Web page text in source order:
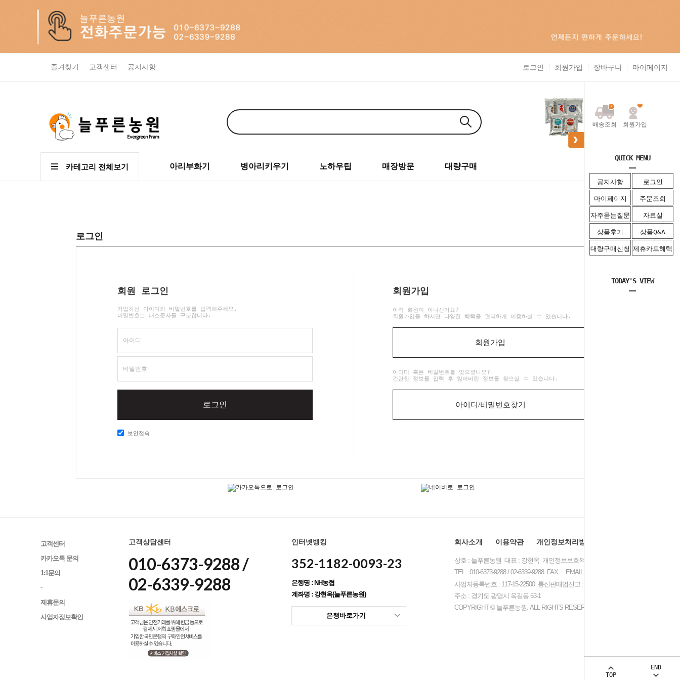
배송조회 회원가입
QUICK MENU
공지사항 로그인
마이페이지 주문조회
자주묻는질문 자료실
상품후기 상품Q&A
대량구매신청 제휴카드혜택
TODAY'S VIEW
TOP
END
즐겨찾기 고객센터 공지사항 로그인 회원가입 장바구니 마이페이지
카테고리 전체보기 아리부화기 병아리키우기 노하우팁 매장방문 대량구매
로그인
회원 로그인
가입하신 아이디와 비밀번호를 입력해주세요.
비밀번호는 대소문자를 구분합니다.
아이디
비밀번호
로그인
보안접속
회원가입
아직 회원이 아니신가요?
회원가입을 하시면 다양한 혜택을 편리하게 이용하실 수 있습니다.
회원가입
아이디 혹은 비밀번호를 잊으셨나요?
간단한 정보를 입력 후 잃어버린 정보를 찾으실 수 있습니다.
아이디/비밀번호찾기
고객센터
카카오톡 문의
1:1문의
-
제휴문의
사업자정보확인
고객상담센터
010-6373-9288 /
02-6339-9288
인터넷뱅킹
352-1182-0093-23
은행명 : NH농협
계좌명 : 강현옥(늘푸른농원)
은행바로가기
회사소개 이용약관 개인정보처리방침
상호 : 늘푸른농원 대표 : 강현옥 개인정보보호책임자 : 최인용
TEL : 010-6373-9288 / 02-6339-9288 FAX : EMAIL :
사업자등록번호 : 117-15-22500 통신판매업신고 : 제 2015-경기광명-0420 호
주소 : 경기도 광명시 옥길동 53-1
COPYRIGHT © 늘푸른농원. ALL RIGHTS RESERVED.